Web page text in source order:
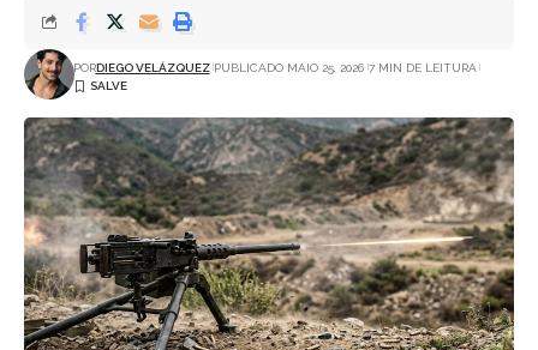
PORDIEGO VELÁZQUEZ PUBLICADO MAIO 25, 2026 7 MIN DE LEITURA